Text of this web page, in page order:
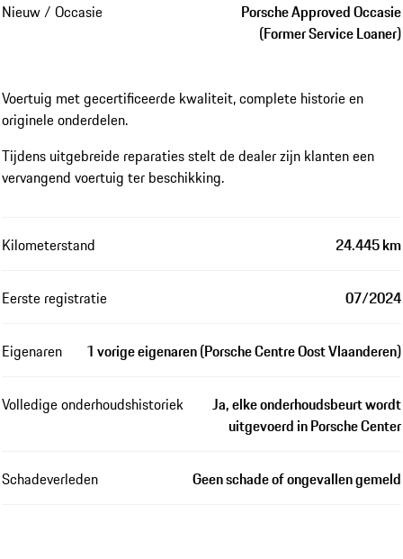
Nieuw / Occasie
Porsche Approved Occasie
(Former Service Loaner)
Voertuig met gecertificeerde kwaliteit, complete historie en
originele onderdelen.
Tijdens uitgebreide reparaties stelt de dealer zijn klanten een
vervangend voertuig ter beschikking.
Kilometerstand 24.445 km
Eerste registratie 07/2024
Eigenaren 1 vorige eigenaren (Porsche Centre Oost Vlaanderen)
Volledige onderhoudshistoriek
Ja, elke onderhoudsbeurt wordt
uitgevoerd in Porsche Center
Schadeverleden Geen schade of ongevallen gemeld